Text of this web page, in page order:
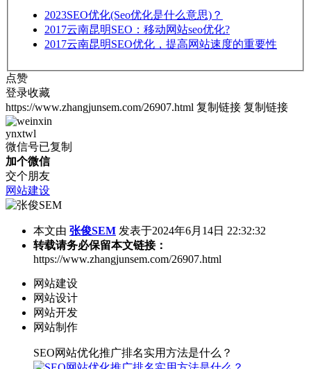
2023SEO优化(Seo优化是什么意思)？
2017云南昆明SEO：移动网站seo优化?
2017云南昆明SEO优化，提高网站速度的重要性
点赞
登录收藏
https://www.zhangjunsem.com/26907.html 复制链接 复制链接
ynxtwl
微信号已复制
加个微信
交个朋友
网站建设
本文由 张俊SEM 发表于2024年6月14日 22:32:32
转载请务必保留本文链接：
https://www.zhangjunsem.com/26907.html
网站建设
网站设计
网站开发
网站制作
SEO网站优化推广排名实用方法是什么？